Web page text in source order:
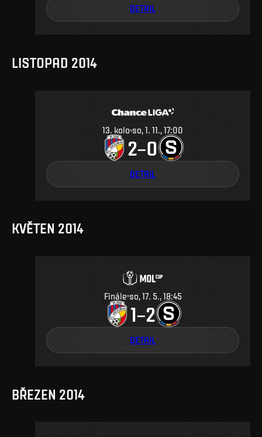
DETAIL
LISTOPAD 2014
13. kolo so, 1. 11., 17:00
2–0
DETAIL
KVĚTEN 2014
Finále so, 17. 5., 18:45
1–2
DETAIL
BŘEZEN 2014